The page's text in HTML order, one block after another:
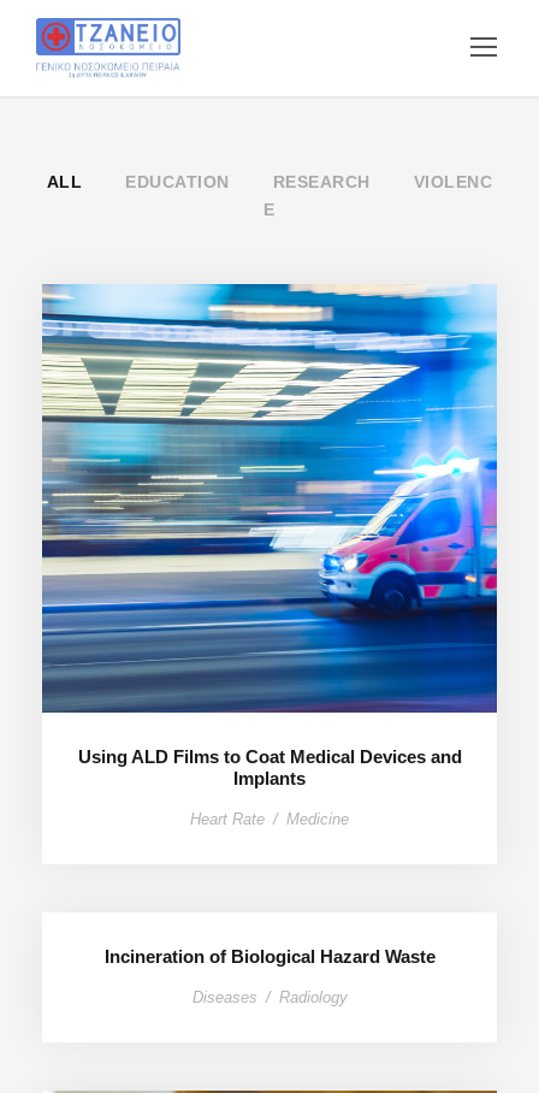
ALL EDUCATION RESEARCH
VIOLENC
E
Using ALD Films to Coat Medical Devices and
Implants
Heart Rate / Medicine
Incineration of Biological Hazard Waste
Diseases / Radiology